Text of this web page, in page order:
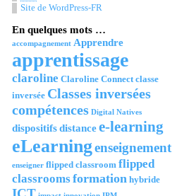
Site de WordPress-FR
En quelques mots …
accompagnement Apprendre
apprentissage
claroline Claroline Connect classe
inversée Classes inversées
compétences Digital Natives
dispositifsdistancee-learning
eLearningenseignement
enseigner flipped classroom flipped
classroomsformation hybride